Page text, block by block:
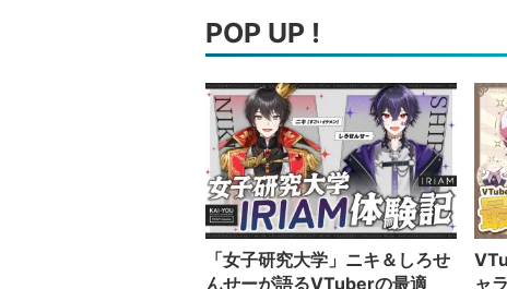
POP UP !
「女子研究大学」ニキ＆しろせ
んせーが語るVTuberの最適
ャ